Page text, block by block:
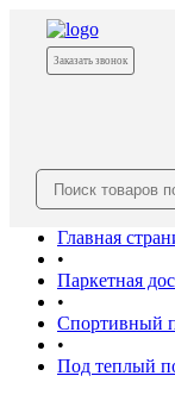
Заказать звонок
Главная
•
Паркетная
•
Спортивный
•
Под теплый